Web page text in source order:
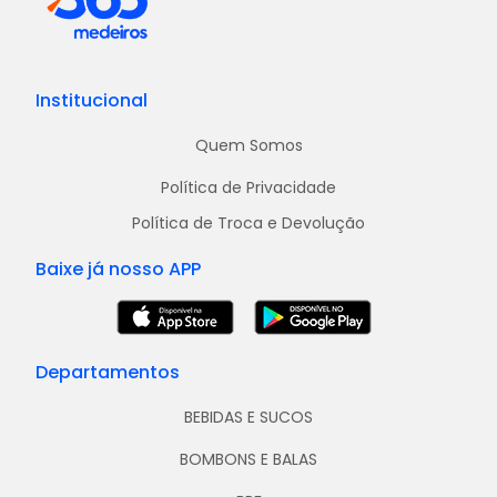
Institucional
Quem Somos
Política de Privacidade
Política de Troca e Devolução
Baixe já nosso APP
Departamentos
BEBIDAS E SUCOS
BOMBONS E BALAS